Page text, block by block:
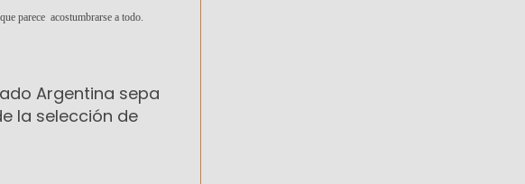
parece acostumbrarse a todo.
Argentina sepa
la selección de